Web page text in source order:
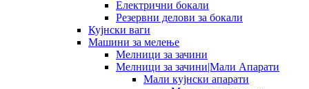
Електрични бокали
Резервни делови за бокали
Кујнски ваги
Машини за мелење
Мелници за зачини
Мелници за зачини|Мали Апарати
Мали кујнски апарати